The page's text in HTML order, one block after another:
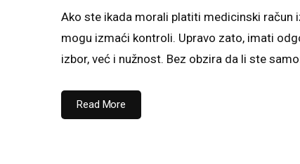
Ako ste ikada morali platiti medicinski račun
mogu izmaći kontroli. Upravo zato, imati
izbor, već i nužnost. Bez obzira da li ste
Read More